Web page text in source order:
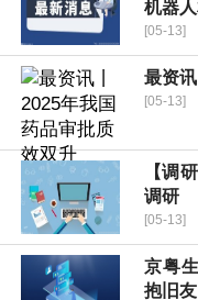
机器
[05-13]
最资
[05-13]
【调
调研
[05-13]
京粤
抱旧